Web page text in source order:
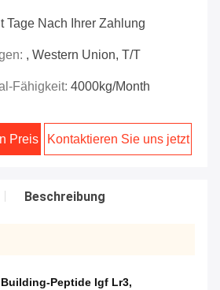
Tage Nach Ihrer Zahlung
, Western Union, T/T
Fähigkeit: 4000kg/month
Preis Kontaktieren Sie uns jetzt
Beschreibung
Peptide Igf Lr3,